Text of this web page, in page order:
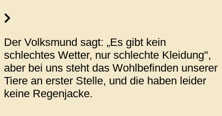
Der Volksmund sagt: „Es gibt kein
schlechtes Wetter, nur schlechte Kleidung",
aber bei uns steht das Wohlbefinden unserer
Tiere an erster Stelle, und die haben leider
keine Regenjacke.